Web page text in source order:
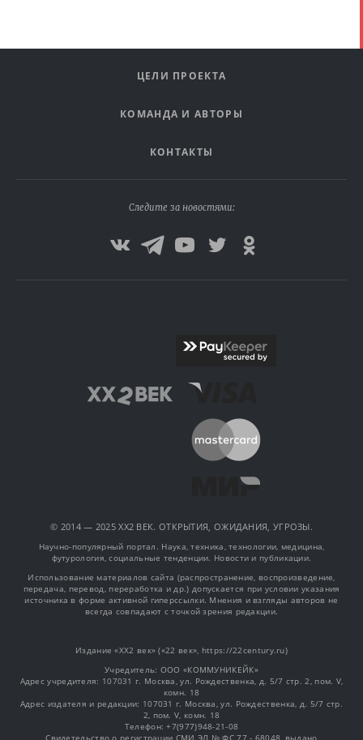
ЦЕЛИ ПРОЕКТА
КОМАНДА И АВТОРЫ
КОНТАКТЫ
Следите за новостями:
© 2014 — 2025 XX2 ВЕК. ОТКРЫТИЯ, ОЖИДАНИЯ, УГРОЗЫ.
Научно-популярный портал. Наука, техника, технологии, медицина,
футурология, социальные тенденции. Новости и публикации.
Использование материалов сайта (распространение, воспроизведение,
передача, перевод, переработка и др.) допускается при условии указания
источника в форме активной гиперссылки. Мнения и взгляды авторов не
всегда совпадают с точкой зрения редакции.
Издание «XX2 век» («22 век», https://22century.ru)
Учредитель: OOO «КОММУНИКЕЙК»
Адрес учредителя: 107031 г. Москва, ул. Рождественка, д. 5/7 стр. 2, пом. V,
комн. 18
Адрес издателя и редакции: 107031 г. Москва, ул. Рождественка, д. 5/7 стр.
2, пом. V, комн. 18
Телефон: +7(977)948-21-08